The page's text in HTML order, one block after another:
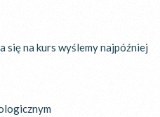
na kurs wyślemy najpóźniej